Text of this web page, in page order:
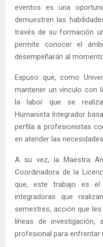
eventos es una
demuestren las
través de su formación
permite conocer el
desempeñarán al
Expuso que, como
mantener un vínculo con
la labor que se
Humanista Integrador
perfila a profesionistas
en atender las
A su vez, la Maestra
Coordinadora de la
que, este trabajo es el
integradoras que
semestres, acción que
líneas de investigación,
profesional para enfrentar